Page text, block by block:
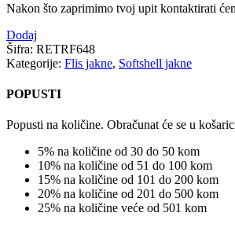
Nakon što zaprimimo tvoj upit kontaktirati
Dodaj
Šifra: RETRF648
Kategorije: Flis jakne, Softshell jakne
POPUSTI
Popusti na količine. Obračunat će se u
5% na količine od 30 do 50 kom
10% na količine od 51 do 100 kom
15% na količine od 101 do 200 kom
20% na količine od 201 do 500 kom
25% na količine veće od 501 kom